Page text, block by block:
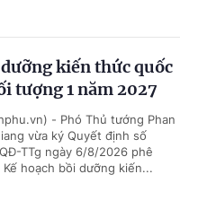
kiến thức quốc
tượng 1 năm 2027
- Phó Thủ tướng Phan
vừa ký Quyết định số
TTg ngày 6/8/2026 phê
hoạch bồi dưỡng kiến...